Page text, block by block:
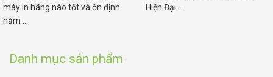
Danh mục sản phẩm
Hiện Đại ...
máy in hãng nào tốt và ổn định
năm ...